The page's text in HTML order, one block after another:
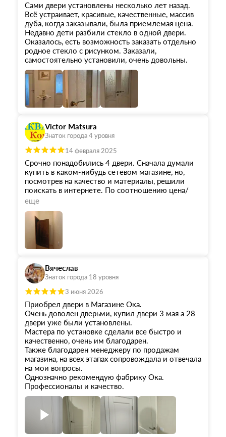
Сами двери установлены несколько лет назад.
Всё устраивает, красивые, качественные, массив
дуба, когда заказывали, была приемлемая цена.
Недавно дети разбили стекло в одной двери.
Оказалось, есть возможность заказать отдельно
родное стекло с рисунком. Заказали,
самостоятельно установили, очень довольны.
Victor Matsura
Знаток города 4 уровня
14 февраля 2025
Срочно понадобились 4 двери. Сначала думали
купить в каком-нибудь сетевом магазине, но,
посмотрев на качество и материалы, решили
поискать в интернете. По соотношению цена/
качество выбрали и заказали двери Ока из тех,
Заказ привезли чётко в срок. Монтажники -
Евгений и Алексей - за 6 часов установили 4
двери. Судя по набору инструментов, которые
они привезли с собой - профессионалы с
Из недостатков - чат в Вотсапе. Пишешь туда и
непонятно: то ли твоё сообщение прочитали, то
ли нет.
В целом могу рекомендовать!
еще
Вячеслав
Знаток города 18 уровня
3 июня 2026
Приобрел двери в Магазине Ока.
Очень доволен дверьми, купил двери 3 мая а 28
двери уже были установлены.
Мастера по установке сделали все быстро и
качественно, очень им благодарен.
Также благодарен менеджеру по продажам
магазина, на всех этапах сопровождала и отвечала
на мои вопросы.
Однозначно рекомендую фабрику Ока.
Профессионалы и качество.